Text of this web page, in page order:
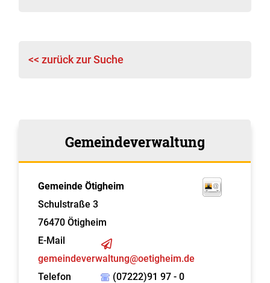
<< zurück zur Suche
Gemeindeverwaltung
Gemeinde Ötigheim
Schulstraße 3
76470 Ötigheim
E-Mail
gemeindeverwaltung@oetigheim.de
Telefon
(07222)91 97 - 0